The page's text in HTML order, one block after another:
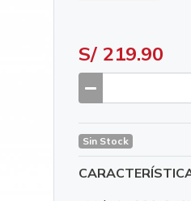
S/ 219.90
Sin Stock